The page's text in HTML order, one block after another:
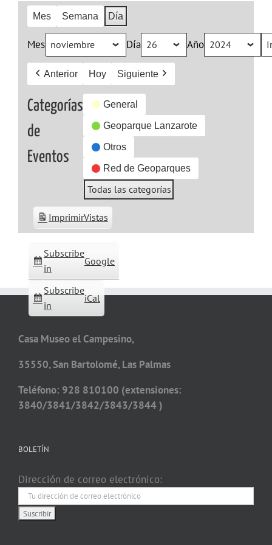
Mes Semana Día
Mes Día Año
Anterior Hoy Siguiente
Categorías
de
Eventos
General
Geoparque Lanzarote
Otros
Red de Geoparques
Todas las categorías
Subscribe
in
Google
Subscribe
in
iCal
ImprimirVistas
Casa Museo el Campesino,
35550, San Bartolomé, Las Palmas
Teléfono: 928 810100 (extensiones:
3840/3841/3842/3843/3844 )
BOLETÍN
Dirección de correo electrónico: